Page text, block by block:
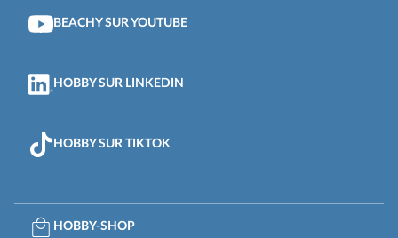
BEACHY SUR YOUTUBE
HOBBY SUR LINKEDIN
HOBBY SUR TIKTOK
HOBBY-SHOP